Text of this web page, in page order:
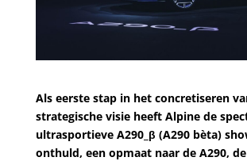
Als eerste stap in het concretiseren
strategische visie heeft Alpine de
ultrasportieve A290_β (A290 bèta)
onthuld, een opmaat naar de A290,